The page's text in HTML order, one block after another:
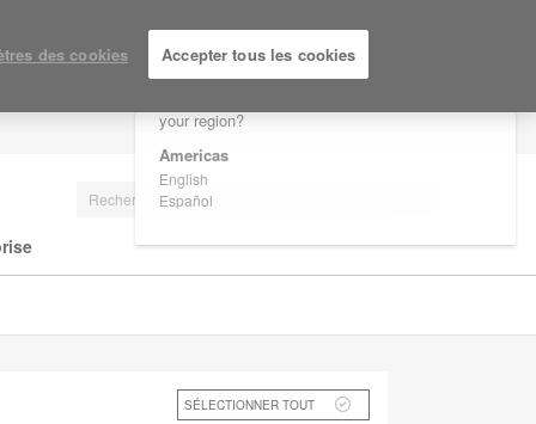
Are you in United States?
your region?
Americas
English
Español
SÉLECTIONNER TOUT
des cookies Accepter tous les cookies